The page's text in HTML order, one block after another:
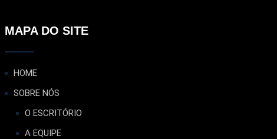
MAPA DO SITE
HOME
SOBRE NÓS
O ESCRITÓRIO
A EQUIPE